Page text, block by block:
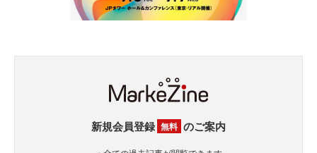
新規会員登録 無料 のご案内